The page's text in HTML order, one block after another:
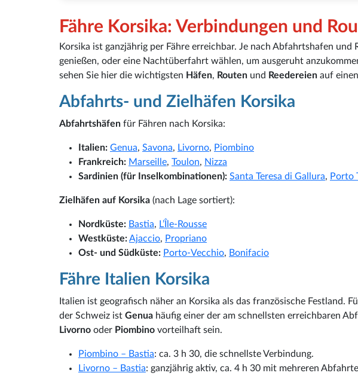
Fähre Korsika: Verbindungen und
Korsika ist ganzjährig per Fähre erreichbar. Je nach Abfahrtshafen und
genießen, oder eine Nachtüberfahrt wählen, um ausgeruht
sehen Sie hier die wichtigsten Häfen, Routen und Reedereien auf
Abfahrts- und Zielhäfen Korsika
Abfahrtshäfen für Fähren nach Korsika:
Italien: Genua, Savona, Livorno, Piombino
Frankreich: Marseille, Toulon, Nizza
Sardinien (für Inselkombinationen): Santa Teresa di Gallura, Porto
Zielhäfen auf Korsika (nach Lage sortiert):
Nordküste: Bastia, L’Île-Rousse
Westküste:Ajaccio, Propriano
Ost- und Südküste: Porto-Vecchio, Bonifacio
Fähre Italien Korsika
Italien ist geografisch näher an Korsika als das französische Festland.
der Schweiz ist Genua häufig einer der am schnellsten erreichbaren
Livorno oder Piombino vorteilhaft sein.
Piombino – Bastia: ca. 3 h 30, die schnellste Verbindung.
Livorno – Bastia: ganzjährig aktiv, ca. 4 h 30 mit mehreren